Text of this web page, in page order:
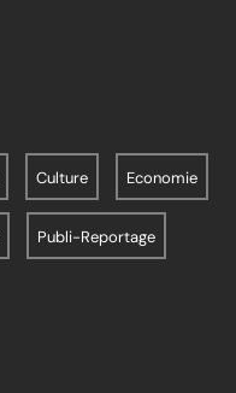
Culture Economie
Publi-Reportage